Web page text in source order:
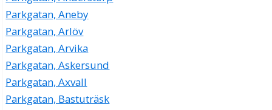
Parkgatan, Aneby
Parkgatan, Arlöv
Parkgatan, Arvika
Parkgatan, Askersund
Parkgatan, Axvall
Parkgatan, Bastuträsk